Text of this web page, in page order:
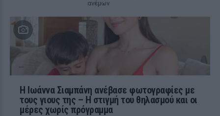
ανέμων
H Ιωάννα Σιαμπάνη ανέβασε φωτογραφίες με
τους γιους της – Η στιγμή του θηλασμού και οι
μέρες χωρίς πρόγραμμα